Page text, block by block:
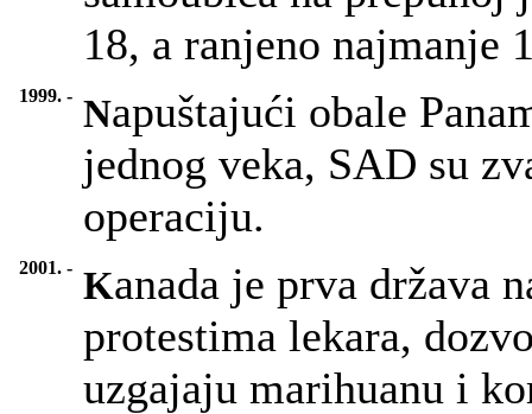
18, a ranjeno najmanje
1999. - Napuštajući obale
jednog veka, SAD su
operaciju.
2001. - Kanada je prva država
protestima lekara,
uzgajaju marihuanu i